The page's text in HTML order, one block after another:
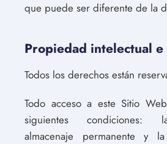
que puede ser diferente de la
Propiedad intelectual
Todos los derechos están
Todo acceso a este Sitio
siguientes condiciones:
almacenaje permanente y